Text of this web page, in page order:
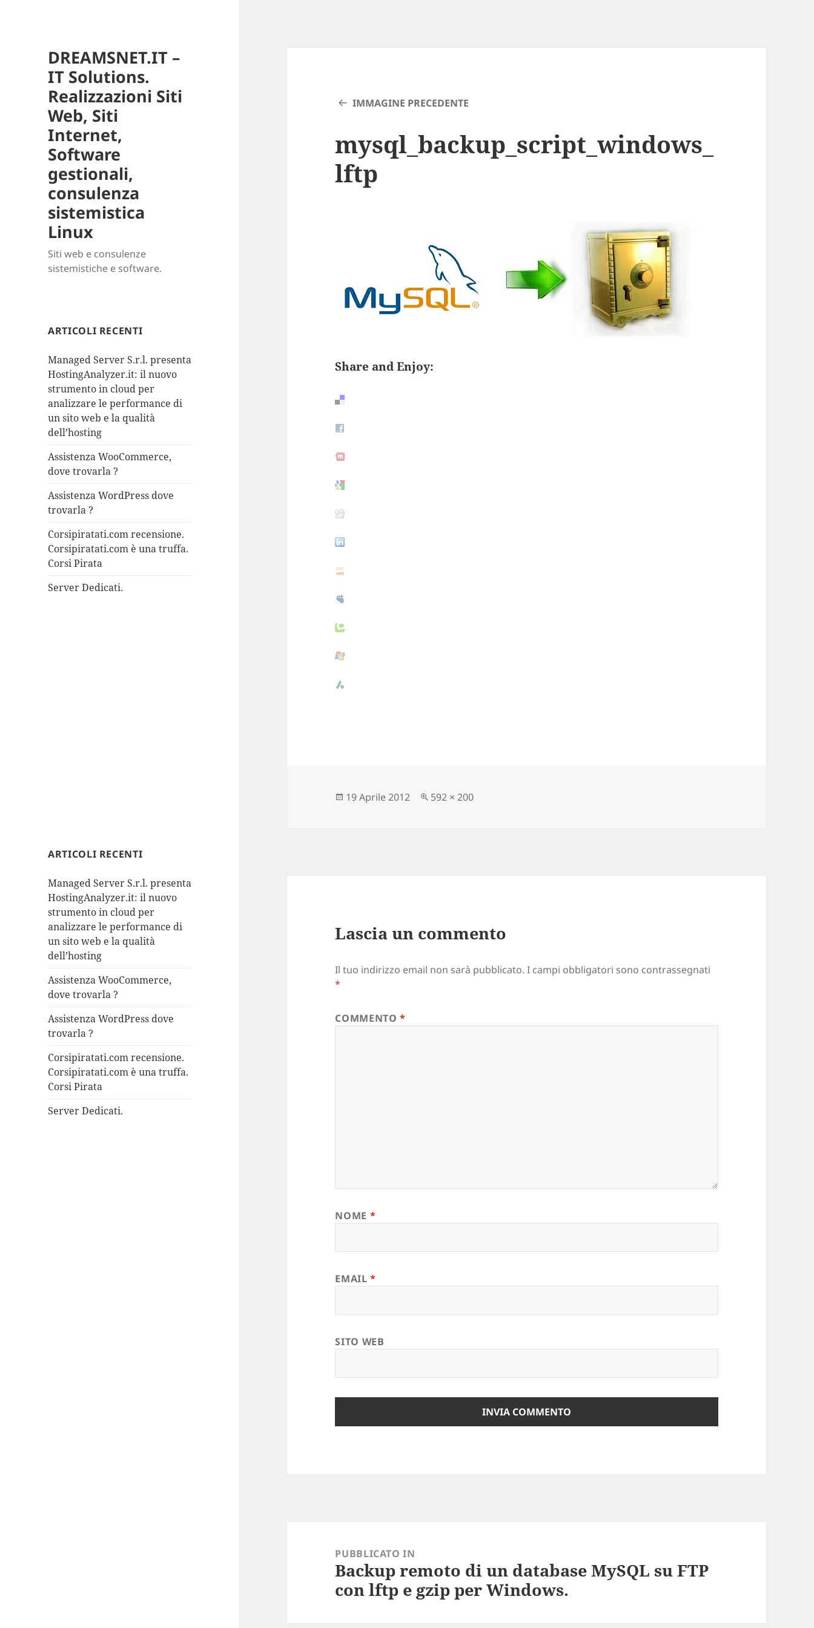
DREAMSNET.IT –
IT Solutions.
Realizzazioni Siti
Web, Siti
Internet,
Software
gestionali,
consulenza
sistemistica
Linux
Siti web e consulenze
sistemistiche e software.
ARTICOLI RECENTI
Managed Server S.r.l. presenta
HostingAnalyzer.it: il nuovo
strumento in cloud per
analizzare le performance di
un sito web e la qualità
dell’hosting
Assistenza WooCommerce,
dove trovarla ?
Assistenza WordPress dove
trovarla ?
Corsipiratati.com recensione.
Corsipiratati.com è una truffa.
Corsi Pirata
Server Dedicati.
ARTICOLI RECENTI
Managed Server S.r.l. presenta
HostingAnalyzer.it: il nuovo
strumento in cloud per
analizzare le performance di
un sito web e la qualità
dell’hosting
Assistenza WooCommerce,
dove trovarla ?
Assistenza WordPress dove
trovarla ?
Corsipiratati.com recensione.
Corsipiratati.com è una truffa.
Corsi Pirata
Server Dedicati.
IMMAGINE PRECEDENTE
mysql_backup_script_windows_
lftp
Share and Enjoy:
Scritto
19 Aprile 2012
Dimensione
592 × 200
Lascia un commento
Il tuo indirizzo email non sarà pubblicato. I campi obbligatori sono contrassegnati
*
COMMENTO*
NOME *
EMAIL*
SITO WEB
PUBBLICATO IN
Backup remoto di un database MySQL su FTP
con lftp e gzip per Windows.